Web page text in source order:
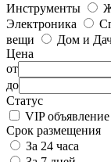
Инструменты
Электроника
вещи
Дом и
Цена
от
до
Статус
VIP объявление
Срок размещения
За 24 часа